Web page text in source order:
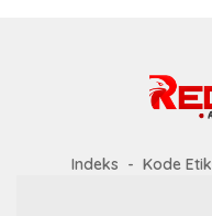
Indeks Kode Etik